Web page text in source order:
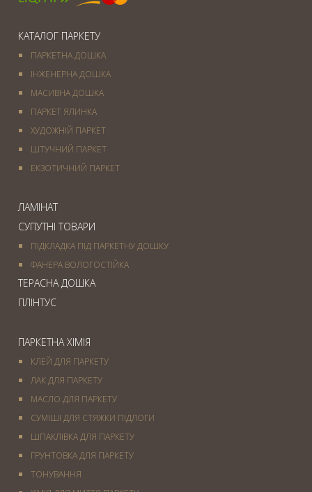
КАТАЛОГ ПАРКЕТУ
ПАРКЕТНА ДОШКА
ІНЖЕНЕРНА ДОШКА
МАСИВНА ДОШКА
ПАРКЕТ ЯЛИНКА
ХУДОЖНІЙ ПАРКЕТ
ШТУЧНИЙ ПАРКЕТ
ЕКЗОТИЧНИЙ ПАРКЕТ
ЛАМІНАТ
СУПУТНІ ТОВАРИ
ПІДКЛАДКА ПІД ПАРКЕТНУ ДОШКУ
ФАНЕРА ВОЛОГОСТІЙКА
ТЕРАСНА ДОШКА
ПЛІНТУС
ПАРКЕТНА ХІМІЯ
КЛЕЙ ДЛЯ ПАРКЕТУ
ЛАК ДЛЯ ПАРКЕТУ
МАСЛО ДЛЯ ПАРКЕТУ
СУМІШІ ДЛЯ СТЯЖКИ ПІДЛОГИ
ШПАКЛІВКА ДЛЯ ПАРКЕТУ
ГРУНТОВКА ДЛЯ ПАРКЕТУ
ТОНУВАННЯ